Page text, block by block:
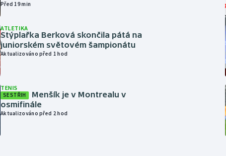
Před 19 min
ATLETIKA
Stýplařka Berková skončila pátá na
juniorském světovém šampionátu
Aktualizováno před 1 hod
TENIS
SESTŘIH
Menšík je v Montrealu v
osmifinále
Aktualizováno před 2 hod